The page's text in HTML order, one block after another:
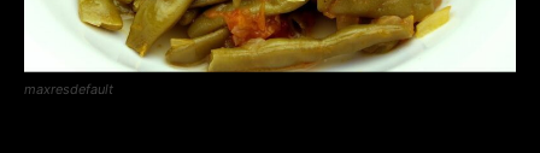
maxresdefault